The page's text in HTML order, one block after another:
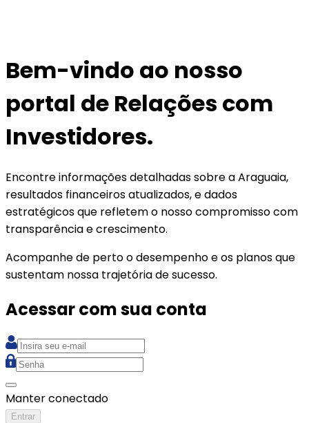
Bem-vindo ao nosso
portal de Relações com
Investidores.
Encontre informações detalhadas sobre a Araguaia,
resultados financeiros atualizados, e dados
estratégicos que refletem o nosso compromisso com
transparência e crescimento.
Acompanhe de perto o desempenho e os planos que
sustentam nossa trajetória de sucesso.
Acessar com sua conta
Manter conectado
Entrar